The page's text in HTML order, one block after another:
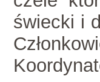
świecki i